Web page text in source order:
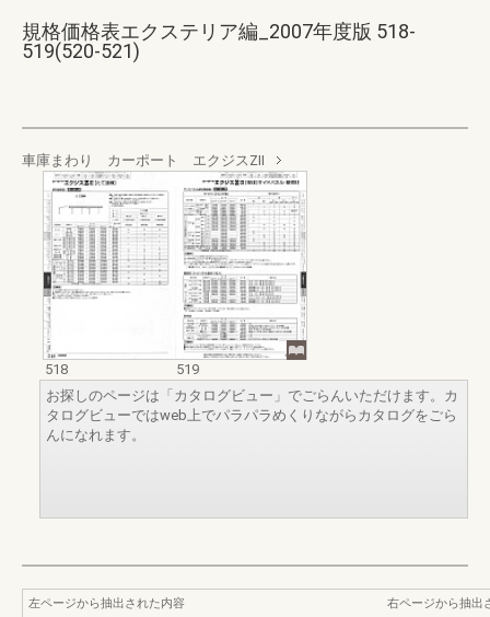
規格価格表エクステリア編_2007年度版 518-
519(520-521)
車庫まわり カーポート エクジスZⅡ
518
519
お探しのページは「カタログビュー」でごらんいただけます。カ
タログビューではweb上でパラパラめくりながらカタログをごら
んになれます。
左ページから抽出された内容
右ページから抽出